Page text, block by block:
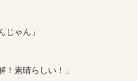
じゃん」
素晴らしい！」